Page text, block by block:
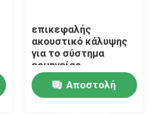
επικεφαλής
ακουστικό κάλυψης
για το σύστημα
ερμηνείας
Αποστολή